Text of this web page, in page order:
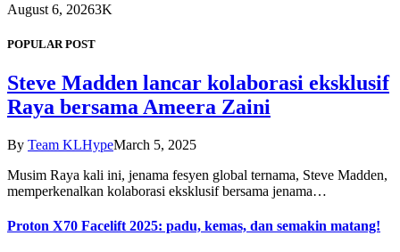
August 6, 20263K
POPULAR POST
Steve Madden lancar kolaborasi eksklusif
Raya bersama Ameera Zaini
By Team KLHypeMarch 5, 2025
Musim Raya kali ini, jenama fesyen global ternama, Steve Madden,
memperkenalkan kolaborasi eksklusif bersama jenama…
Proton X70 Facelift 2025: padu, kemas, dan semakin matang!